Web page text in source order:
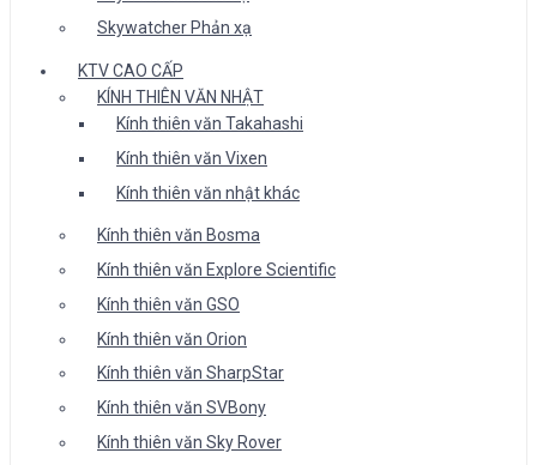
Skywatcher Phản xạ
KTV CAO CẤP
KÍNH THIÊN VĂN NHẬT
Kính thiên văn Takahashi
Kính thiên văn Vixen
Kính thiên văn nhật khác
Kính thiên văn Bosma
Kính thiên văn Explore Scientific
Kính thiên văn GSO
Kính thiên văn Orion
Kính thiên văn SharpStar
Kính thiên văn SVBony
Kính thiên văn Sky Rover